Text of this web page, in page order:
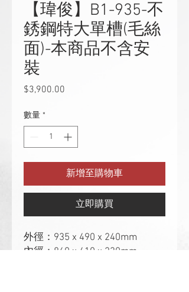
【瑋俊】B1-935-不
銹鋼特大單槽(毛絲
面)-本商品不含安
裝
$3,900.00
數量 *
新增至購物車
立即購買
外徑：935 x 490 x 240mm
內徑：860 x 410 x 230mm